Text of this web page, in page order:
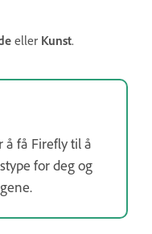
eller Kunst.
å få Firefly til å
for deg og